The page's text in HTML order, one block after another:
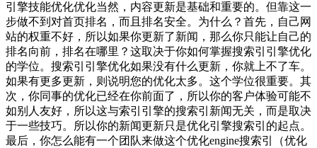
引擎技能优化优化当然，内容更新是基础和重要的。但靠这一
步做不到对首页排名，而且排名安全。为什么？首先，自己网
站的权重不好，所以如果你更新了新闻，那么你只能让自己的
排名向前，排名在哪里？这取决于你如何掌握搜索引引擎优化
的学位。搜索引引擎优化如果没有什么更新，你就上不了车。
如果有更多更新，则说明您的优化太多。这个学位很重要。其
次，你同事的优化已经在你前面了，所以你的客户体验可能不
如别人友好，所以这与索引引擎的搜索引新闻无关，而是取决
于一些技巧。所以你的新闻更新只是优化引擎搜索引的起点。
最后，你怎么能有一个团队来做这个优化engine搜索引（优化